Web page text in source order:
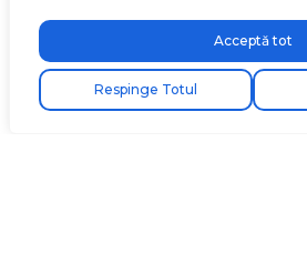
Respinge Totul
Acceptă tot